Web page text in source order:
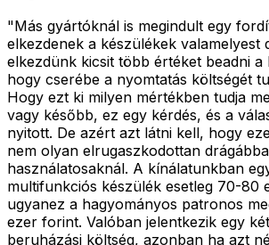
"Más gyártóknál is megindult egy
elkezdenek a készülékek valamelyest
elkezdünk kicsit több értéket beadni a
hogy cserébe a nyomtatás költségét
Hogy ezt ki milyen mértékben tudja
vagy később, ez egy kérdés, és a
nyitott. De azért azt látni kell, hogy
nem olyan elrugaszkodottan
használatosaknál. A kínálatunkban
multifunkciós készülék esetleg 70-80
ugyanez a hagyományos patronos
ezer forint. Valóban jelentkezik egy
beruházási költség, azonban ha azt